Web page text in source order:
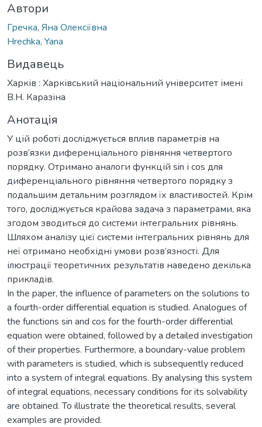
Автори
Гречка, Яна Олексіївна
Hrechka, Yana
Видавець
Харків : Харківський національний університет імені
В.Н. Каразіна
Анотація
У цій роботі досліджується вплив параметрів на
розв’язки диференціального рівняння четвертого
порядку. Отримано аналоги функцій sin і cos для
диференціального рівняння четвертого порядку з
подальшим детальним розглядом їх властивостей. Крім
того, досліджується крайова задача з параметрами, яка
згодом зводиться до системи інтегральних рівнянь.
Шляхом аналізу цієї системи інтегральних рівнянь для
неї отримано необхідні умови розв’язності. Для
ілюстрації теоретичних результатів наведено декілька
прикладів.
In the paper, the influence of parameters on the solutions to
a fourth-order differential equation is studied. Analogues of
the functions sin and cos for the fourth-order differential
equation were obtained, followed by a detailed investigation
of their properties. Furthermore, a boundary-value problem
with parameters is studied, which is subsequently reduced
into a system of integral equations. By analysing this system
of integral equations, necessary conditions for its solvability
are obtained. To illustrate the theoretical results, several
examples are provided.